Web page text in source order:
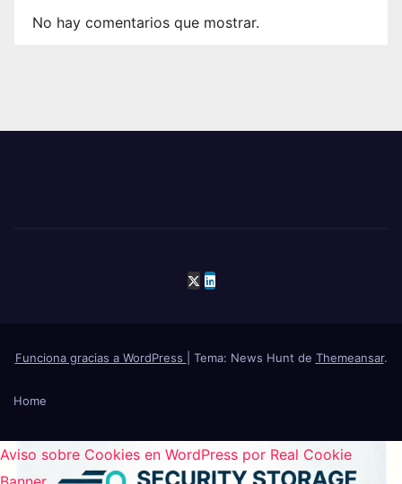
No hay comentarios que mostrar.
Funciona gracias a WordPress Tema: News Hunt de Themeansar.
Home
Aviso sobre Cookies en WordPress por Real Cookie